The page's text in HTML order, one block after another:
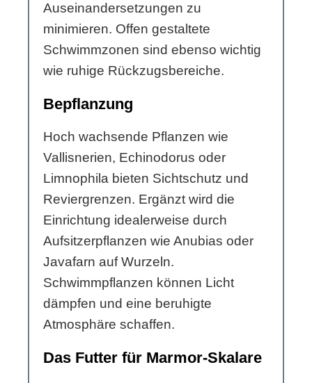
Auseinandersetzungen zu
minimieren. Offen gestaltete
Schwimmzonen sind ebenso wichtig
wie ruhige Rückzugsbereiche.
Bepflanzung
Hoch wachsende Pflanzen wie
Vallisnerien, Echinodorus oder
Limnophila bieten Sichtschutz und
Reviergrenzen. Ergänzt wird die
Einrichtung idealerweise durch
Aufsitzerpflanzen wie Anubias oder
Javafarn auf Wurzeln.
Schwimmpflanzen können Licht
dämpfen und eine beruhigte
Atmosphäre schaffen.
Das Futter für Marmor-Skalare